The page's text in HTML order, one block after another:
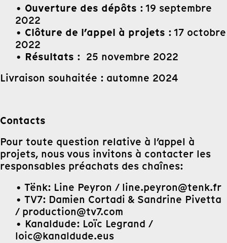
• Ouverture des dépôts : 19 septembre
2022
• Clôture de l’appel à projets : 17 octobre
2022
• Résultats : 25 novembre 2022
Livraison souhaitée : automne 2024
Contacts
Pour toute question relative à l’appel à
projets, nous vous invitons à contacter les
responsables préachats des chaînes:
• Tënk: Line Peyron / line.peyron@tenk.fr
• TV7: Damien Cortadi & Sandrine Pivetta
/ production@tv7.com
• Kanaldude: Loïc Legrand /
loic@kanaldude.eus